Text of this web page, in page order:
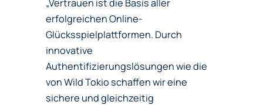
„Vertrauen ist die Basis aller
erfolgreichen Online-
Glücksspielplattformen. Durch
innovative
Authentifizierungslösungen wie die
von Wild Tokio schaffen wir eine
sichere und gleichzeitig